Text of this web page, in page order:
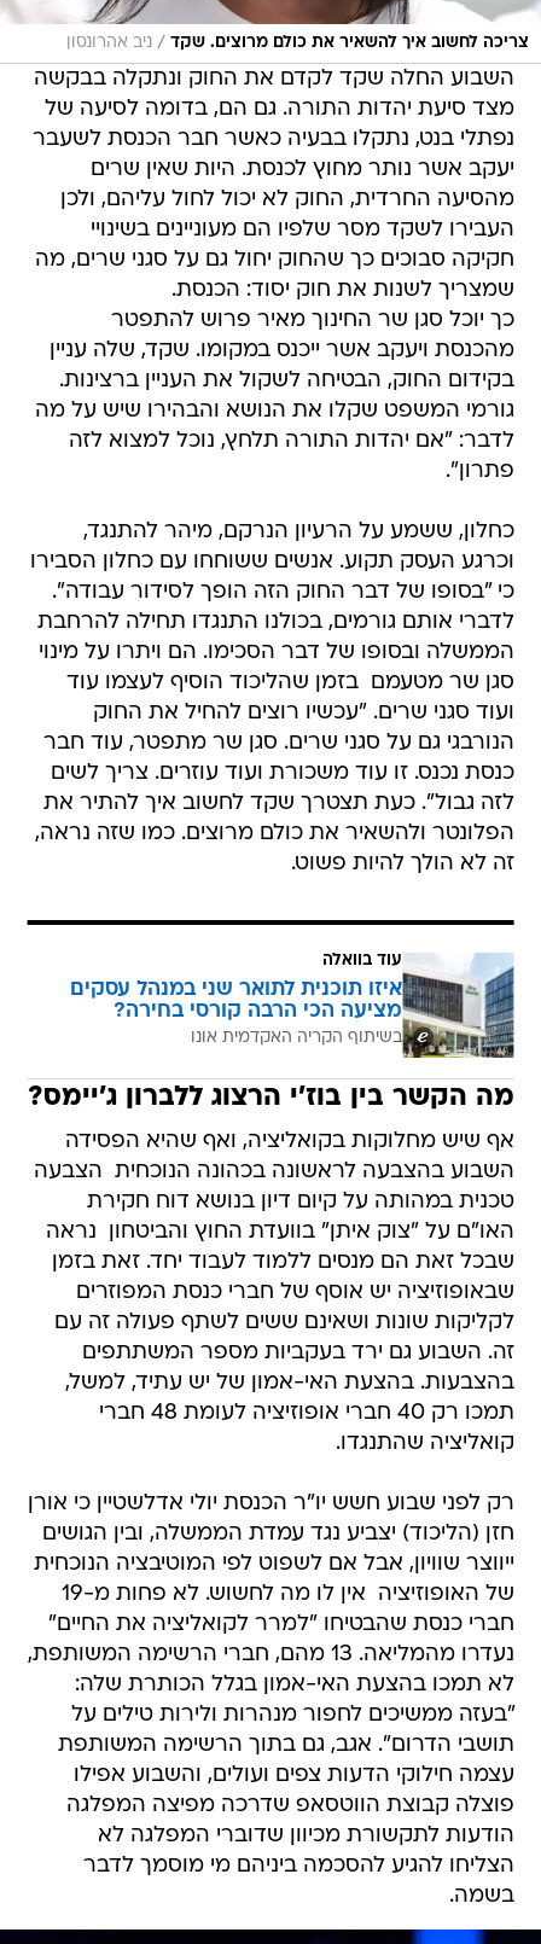
צריכה לחשוב איך להשאיר את כולם מרוצים. שקד / ניב אהרונסון
השבוע החלה שקד לקדם את החוק ונתקלה בבקשה
מצד סיעת יהדות התורה. גם הם, בדומה לסיעה של
נפתלי בנט, נתקלו בבעיה כאשר חבר הכנסת לשעבר
יעקב אשר נותר מחוץ לכנסת. היות שאין שרים
מהסיעה החרדית, החוק לא יכול לחול עליהם, ולכן
העבירו לשקד מסר שלפיו הם מעוניינים בשינויי
חקיקה סבוכים כך שהחוק יחול גם על סגני שרים, מה
שמצריך לשנות את חוק יסוד: הכנסת.
כך יוכל סגן שר החינוך מאיר פרוש להתפטר
מהכנסת ויעקב אשר ייכנס במקומו. שקד, שלה עניין
בקידום החוק, הבטיחה לשקול את העניין ברצינות.
גורמי המשפט שקלו את הנושא והבהירו שיש על מה
לדבר: "אם יהדות התורה תלחץ, נוכל למצוא לזה
פתרון".
כחלון, ששמע על הרעיון הנרקם, מיהר להתנגד,
וכרגע העסק תקוע. אנשים ששוחחו עם כחלון הסבירו
כי "בסופו של דבר החוק הזה הופך לסידור עבודה".
לדברי אותם גורמים, בכולנו התנגדו תחילה להרחבת
הממשלה ובסופו של דבר הסכימו. הם ויתרו על מינוי
סגן שר מטעמם  בזמן שהליכוד הוסיף לעצמו עוד
ועוד סגני שרים. "עכשיו רוצים להחיל את החוק
הנורבגי גם על סגני שרים. סגן שר מתפטר, עוד חבר
כנסת נכנס. זו עוד משכורת ועוד עוזרים. צריך לשים
לזה גבול". כעת תצטרך שקד לחשוב איך להתיר את
הפלונטר ולהשאיר את כולם מרוצים. כמו שזה נראה,
זה לא הולך להיות פשוט.
עוד בוואלה
איזו תוכנית לתואר שני במנהל עסקים
מציעה הכי הרבה קורסי בחירה?
בשיתוף הקריה האקדמית אונו
מה הקשר בין בוז'י הרצוג ללברון ג'יימס?
אף שיש מחלוקות בקואליציה, ואף שהיא הפסידה
השבוע בהצבעה לראשונה בכהונה הנוכחית  הצבעה
טכנית במהותה על קיום דיון בנושא דוח חקירת
האו"ם על "צוק איתן" בוועדת החוץ והביטחון  נראה
שבכל זאת הם מנסים ללמוד לעבוד יחד. זאת בזמן
שבאופוזיציה יש אוסף של חברי כנסת המפוזרים
לקליקות שונות ושאינם ששים לשתף פעולה זה עם
זה. השבוע גם ירד בעקביות מספר המשתתפים
בהצבעות. בהצעת האי-אמון של יש עתיד, למשל,
תמכו רק 40 חברי אופוזיציה לעומת 48 חברי
קואליציה שהתנגדו.
רק לפני שבוע חשש יו"ר הכנסת יולי אדלשטיין כי אורן
חזן (הליכוד) יצביע נגד עמדת הממשלה, ובין הגושים
ייווצר שוויון, אבל אם לשפוט לפי המוטיבציה הנוכחית
של האופוזיציה  אין לו מה לחשוש. לא פחות מ-19
חברי כנסת שהבטיחו "למרר לקואליציה את החיים"
נעדרו מהמליאה. 13 מהם, חברי הרשימה המשותפת,
לא תמכו בהצעת האי-אמון בגלל הכותרת שלה:
"בעזה ממשיכים לחפור מנהרות ולירות טילים על
תושבי הדרום". אגב, גם בתוך הרשימה המשותפת
עצמה חילוקי הדעות צפים ועולים, והשבוע אפילו
פוצלה קבוצת הווטסאפ שדרכה מפיצה המפלגה
הודעות לתקשורת מכיוון שדוברי המפלגה לא
הצליחו להגיע להסכמה ביניהם מי מוסמך לדבר
בשמה.